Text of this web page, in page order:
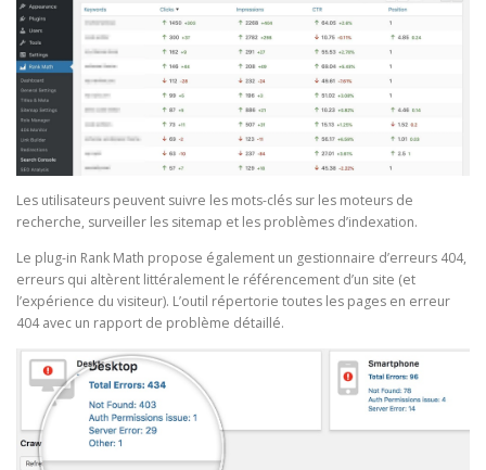
Les utilisateurs peuvent suivre les mots-clés sur les moteurs de
recherche, surveiller les sitemap et les problèmes d’indexation.
Le plug-in Rank Math propose également un gestionnaire d’erreurs 404,
erreurs qui altèrent littéralement le référencement d’un site (et
l’expérience du visiteur). L’outil répertorie toutes les pages en erreur
404 avec un rapport de problème détaillé.